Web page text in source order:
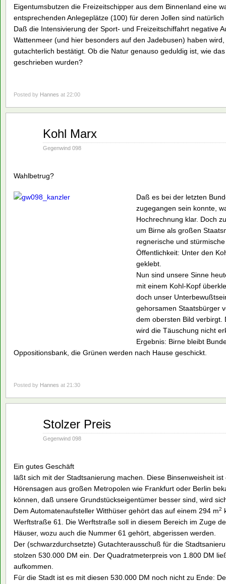
Eigentumsbutzen die Freizeitschipper aus dem Binnenland eine
entsprechenden Anlegeplätze (100) für deren Jollen sind
Daß die Intensivierung der Sport- und Freizeitschiffahrt negative
Wattenmeer (und hier besonders auf den Jadebusen) haben
gutachterlich bestätigt. Ob die Natur genauso geduldig ist, wie
geschrieben wurden?
Posted by Hannes at 22:00
Kohl Marx
Gegenwind 098
Wahlbetrug?
Daß es bei der letzten
zugegangen sein konnte,
Hochrechnung klar. Doch
um Birne als großen
regnerische und
Öffentlichkeit: Unter den
geklebt.
Nun sind unsere Sinne
mit einem Kohl-Kopf
doch unser
gehorsamen Staatsbürger
dem obersten Bild verbirgt.
wird die Täuschung nicht
Ergebnis: Birne bleibt
Oppositionsbank, die Grünen werden nach Hause geschickt.
Posted by Hannes at 21:30
Stolzer Preis
Gegenwind 098
Ein gutes Geschäft
läßt sich mit der Stadtsanierung machen. Diese Binsenweisheit
Hörensagen aus großen Metropolen wie Frankfurt oder Berlin
können, daß unsere Grundstückseigentümer besser sind, wird
Dem Automatenaufsteller Witthüser gehört das auf einem 294 m2
Werftstraße 61. Die Werftstraße soll in diesem Bereich im Zuge
Häuser, wozu auch die Nummer 61 gehört, abgerissen werden.
Der (schwarzdurchsetzte) Gutachterausschuß für die
stolzen 530.000 DM ein. Der Quadratmeterpreis von 1.800 DM
aufkommen.
Für die Stadt ist es mit diesen 530.000 DM noch nicht zu Ende: